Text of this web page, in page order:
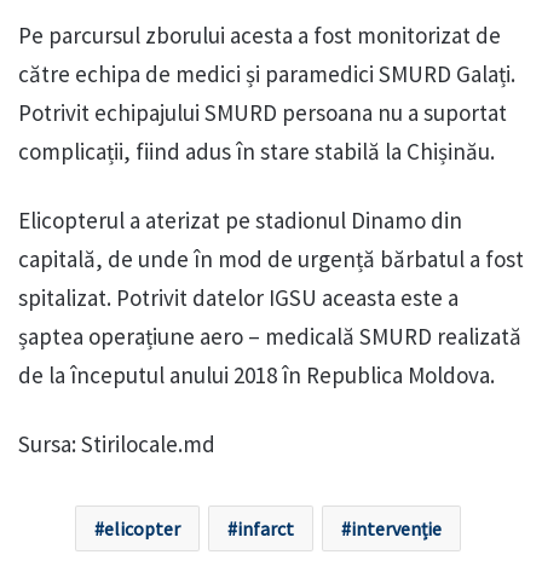
Pe parcursul zborului acesta a fost monitorizat de
către echipa de medici și paramedici SMURD Galați.
Potrivit echipajului SMURD persoana nu a suportat
complicații, fiind adus în stare stabilă la Chișinău.
Elicopterul a aterizat pe stadionul Dinamo din
capitală, de unde în mod de urgență bărbatul a fost
spitalizat. Potrivit datelor IGSU aceasta este a
șaptea operațiune aero – medicală SMURD realizată
de la începutul anului 2018 în Republica Moldova.
Sursa: Stirilocale.md
elicopter infarct intervenție